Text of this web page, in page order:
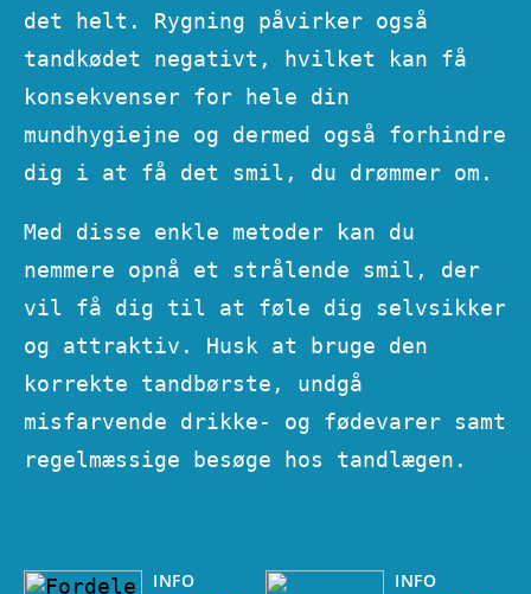
det helt. Rygning påvirker også
tandkødet negativt, hvilket kan få
konsekvenser for hele din
mundhygiejne og dermed også forhindre
dig i at få det smil, du drømmer om.
Med disse enkle metoder kan du
nemmere opnå et strålende smil, der
vil få dig til at føle dig selvsikker
og attraktiv. Husk at bruge den
korrekte tandbørste, undgå
misfarvende drikke- og fødevarer samt
regelmæssige besøge hos tandlægen.
INFO INFO